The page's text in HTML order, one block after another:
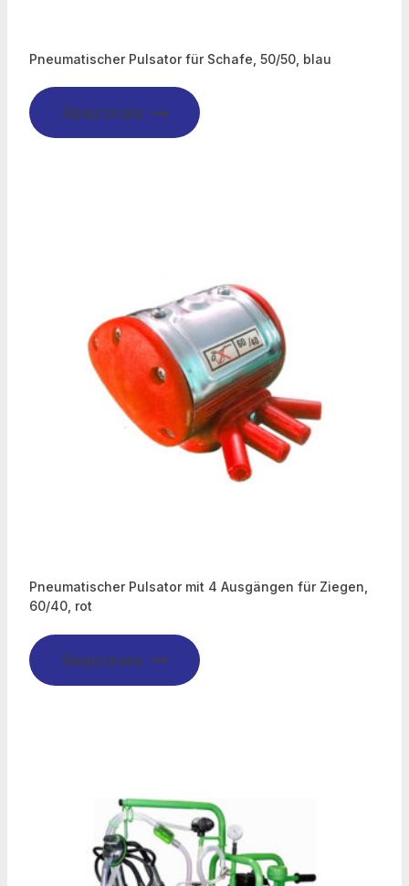
Pneumatischer Pulsator für Schafe, 50/50, blau
Read more
Pneumatischer Pulsator mit 4 Ausgängen für Ziegen,
60/40, rot
Read more